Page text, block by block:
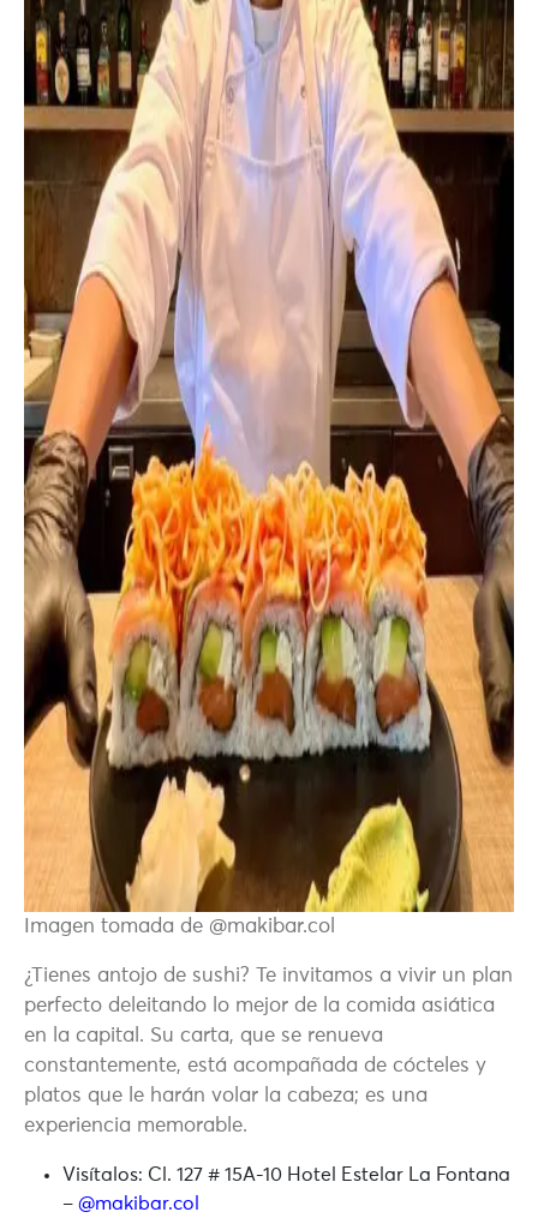
Imagen tomada de @makibar.col
¿Tienes antojo de sushi? Te invitamos a vivir un plan
perfecto deleitando lo mejor de la comida asiática
en la capital. Su carta, que se renueva
constantemente, está acompañada de cócteles y
platos que le harán volar la cabeza; es una
experiencia memorable.
Visítalos: Cl. 127 # 15A-10 Hotel Estelar La Fontana
– @makibar.col